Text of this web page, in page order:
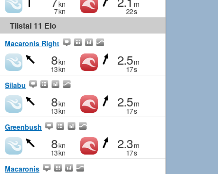
kn
7kn
m
22s
Tiistai 11 Elo
Macaronis Right
8kn
13kn
2.5m
17s
Silabu
8kn
13kn
2.5m
17s
Greenbush
8kn
13kn
2.3m
17s
Macaronis